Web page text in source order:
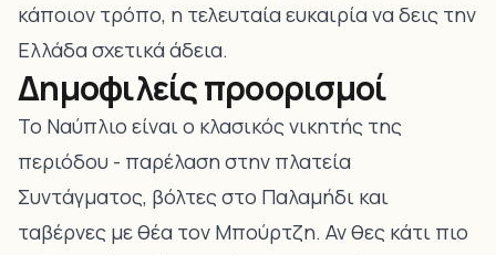
κάποιον τρόπο, η τελευταία ευκαιρία να δεις την
Ελλάδα σχετικά άδεια.
Δημοφιλείς προορισμοί
Το Ναύπλιο είναι ο κλασικός νικητής της
περιόδου - παρέλαση στην πλατεία
Συντάγματος, βόλτες στο Παλαμήδι και
ταβέρνες με θέα τον Μπούρτζη. Αν θες κάτι πιο